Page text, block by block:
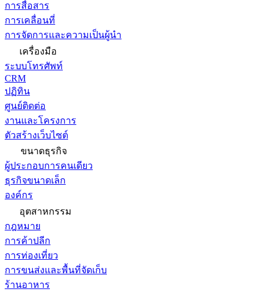
การสื่อสาร
การเคลื่อนที่
การจัดการและความเป็นผู้นำ
เครื่องมือ
ระบบโทรศัพท์
CRM
ปฏิทิน
ศูนย์ติดต่อ
งานและโครงการ
ตัวสร้างเว็บไซต์
ขนาดธุรกิจ
ผู้ประกอบการคนเดียว
ธุรกิจขนาดเล็ก
องค์กร
อุตสาหกรรม
กฎหมาย
การค้าปลีก
การท่องเที่ยว
การขนส่งและพื้นที่จัดเก็บ
ร้านอาหาร